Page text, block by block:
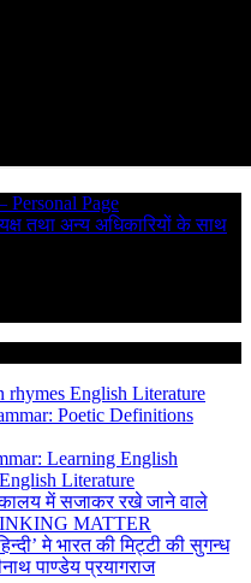
Personal Page
तथा अन्य अधिकारियों के साथ
rhymes English Literature
Poetic Definitions
Learning English
English Literature
में सजाकर रखे जाने वाले
MATTER
मे भारत की मिट्टी की सुगन्ध
पाण्डेयप्रयागराज